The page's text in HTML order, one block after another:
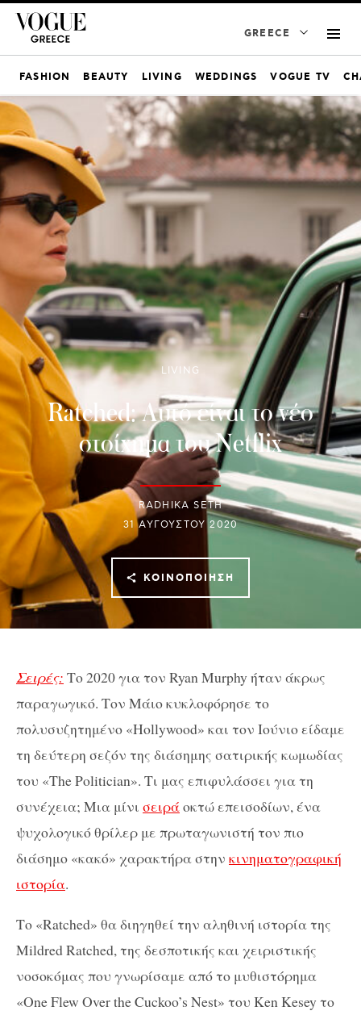
GREECE
FASHION BEAUTY LIVING WEDDINGS VOGUE TV
LIVING
Ratched: Αυτό είναι το νέο
στοίχημα του Netflix
RADHIKA SETH
31 ΑΥΓΟΎΣΤΟΥ 2020
ΚΟΙΝΟΠΟΊΗΣΗ
Σειρές: Το 2020 για τον Ryan Murphy ήταν άκρως
παραγωγικό. Τον Μάιο κυκλοφόρησε το
πολυσυζητημένο «Hollywood» και τον Ιούνιο είδαμε
τη δεύτερη σεζόν της διάσημης σατιρικής κωμωδίας
του «The Politician». Τι μας επιφυλάσσει για τη
συνέχεια; Μια μίνι σειράοκτώ επεισοδίων, ένα
ψυχολογικό θρίλερ με πρωταγωνιστή τον πιο
διάσημο «κακό» χαρακτήρα στην κινηματογραφική
ιστορία.
Το «Ratched» θα διηγηθεί την αληθινή ιστορία της
Mildred Ratched, της δεσποτικής και χειριστικής
νοσοκόμας που γνωρίσαμε από το μυθιστόρημα
«One Flew Over the Cuckoo’s Nest» του Ken Kesey το